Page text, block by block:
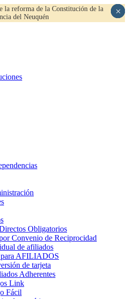
la reforma de la Constitución de la
del Neuquén
Obligatorios
Convenio de Reciprocidad
de afiliados
para AFILIADOS
de tarjeta
Adherentes
Link
Fácil
×
×
×
×